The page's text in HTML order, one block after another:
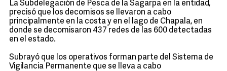
La Subdelegación de Pesca de la Sagarpa en la entidad,
precisó que los decomisos se llevaron a cabo
principalmente en la costa y en el lago de Chapala, en
donde se decomisaron 437 redes de las 600 detectadas
en el estado.
Subrayó que los operativos forman parte del Sistema de
Vigilancia Permanente que se lleva a cabo